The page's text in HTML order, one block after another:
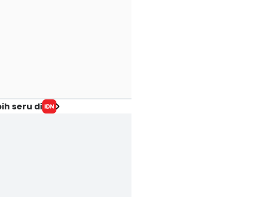
seru di